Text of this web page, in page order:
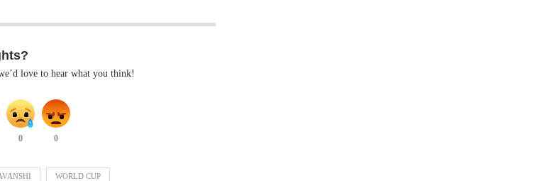
love to hear what you think!
0 0
WORLD CUP